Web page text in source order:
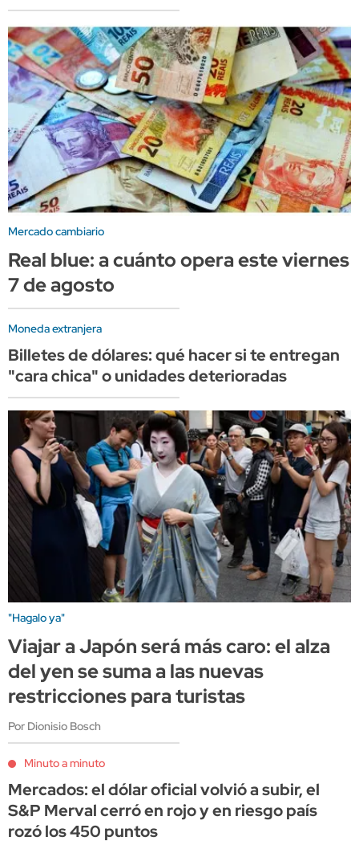
Mercado cambiario
Real blue: a cuánto opera este viernes
7 de agosto
Moneda extranjera
Billetes de dólares: qué hacer si te entregan
"cara chica" o unidades deterioradas
"Hagalo ya"
Viajar a Japón será más caro: el alza
del yen se suma a las nuevas
restricciones para turistas
Por Dionisio Bosch
Minuto a minuto
Mercados: el dólar oficial volvió a subir, el
S&P Merval cerró en rojo y en riesgo país
rozó los 450 puntos